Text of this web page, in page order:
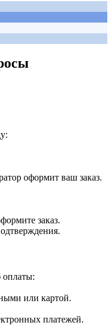
оформит ваш заказ.
заказ.
оплаты:
или картой.
платежей.